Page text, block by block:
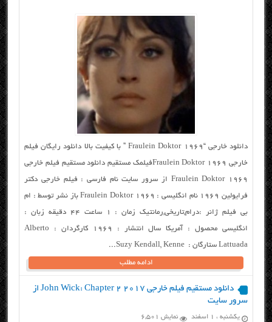
دانلود خارجی “Fraulein Doktor 1969 ” با کیفیت بالا دانلود رایگان فیلم
خارجی Fraulein Doktor 1969فیلمک مستقیم دانلود مستقیم فیلم خارجی
Fraulein Doktor 1969 از سرور سایت نام فارسی : فیلم خارجی دکتر
فرایولین ۱۹۶۹ نام انگلیسی : Fraulein Doktor 1969 باز نشر توسط : ام
بی فیلم ژانر :درام,تاریخی,رمانتیک زمان : ۱ ساعت ۴۴ دقیقه زبان :
انگلیسی محصول : آمریکا سال انتشار : ۱۹۶۹ کارگردان : Alberto
Lattuada ستارگان : Suzy Kendall, Kenne...
ادامه مطلب
دانلود مستقیم فیلم خارجی John Wick: Chapter 2 2017 از
سرور سایت
یکشنبه ، ۱ اسفند نمایش 6,501